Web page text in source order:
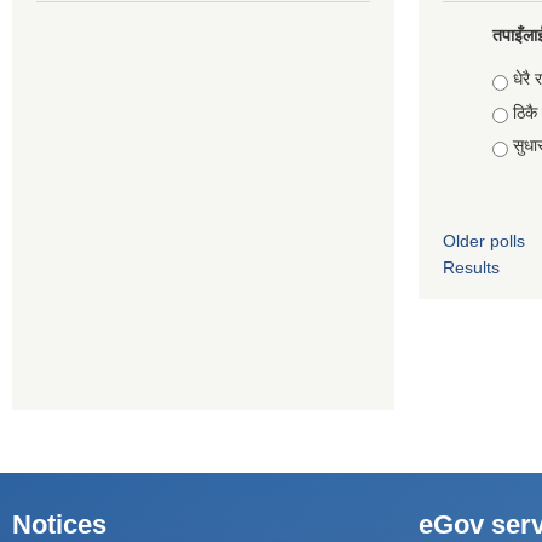
धेरै
Older polls
Results
Notices eGov